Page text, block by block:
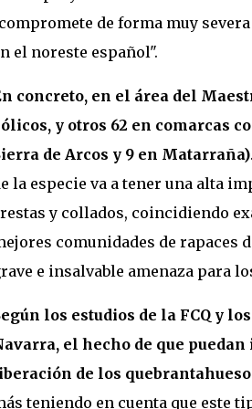
de forma muy
el noreste español".
concreto, en el área del
y otros 62 en comarcas
de Arcos y 9 en Matarraña)
la especie va a tener una alta
y collados, coincidiendo
comunidades de rapaces
e insalvable amenaza para
los estudios de la FCQ y
el hecho de que
de los
teniendo en cuenta que este